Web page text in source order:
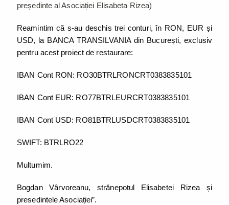
președinte al Asociației Elisabeta Rizea)
Reamintim că s-au deschis trei conturi, în RON, EUR și
USD, la BANCA TRANSILVANIA din București, exclusiv
pentru acest proiect de restaurare:
IBAN Cont RON: RO30BTRLRONCRT0383835101
IBAN Cont EUR: RO77BTRLEURCRT0383835101
IBAN Cont USD: RO81BTRLUSDCRT0383835101
SWIFT: BTRLRO22
Multumim.
Bogdan Vârvoreanu, strănepotul Elisabetei Rizea și
presedintele Asociației”.